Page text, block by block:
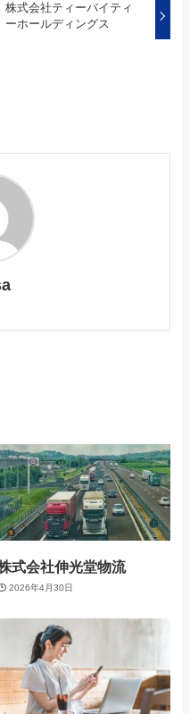
株式会社ティーバイティ
ーホールディングス
式会社伸光堂物流
2026年4月30日